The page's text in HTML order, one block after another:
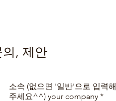
, 제안
소속 (없으면 '일반'으로 입력해
주세요^^) your company *